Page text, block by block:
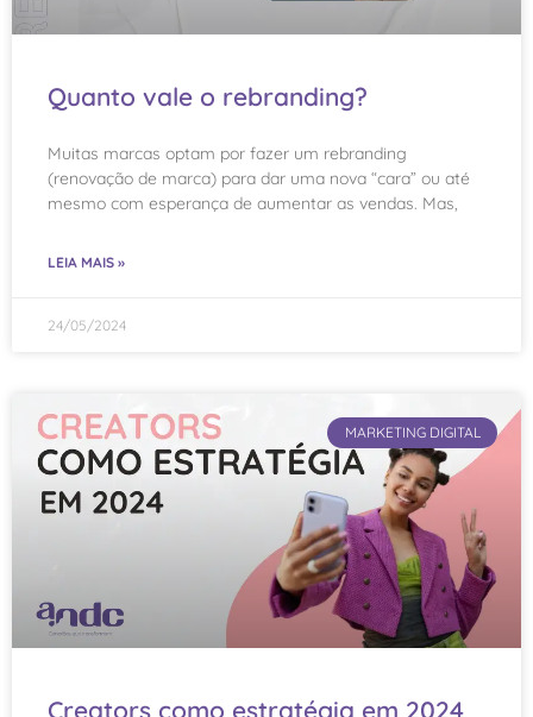
Quanto vale o rebranding?
Muitas marcas optam por fazer um rebranding
(renovação de marca) para dar uma nova “cara” ou até
mesmo com esperança de aumentar as vendas. Mas,
LEIA MAIS »
24/05/2024
MARKETING DIGITAL
Creators como estratégia em 2024